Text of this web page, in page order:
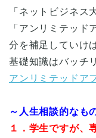
「ネットビジネス
「アンリミテッド
分を補足していけ
基礎知識はバッチ
アンリミテッドア
～人生相談的なも
１．学生ですが、